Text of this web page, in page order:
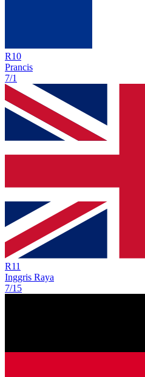
R10
Prancis
7/1
R11
Inggris Raya
7/15